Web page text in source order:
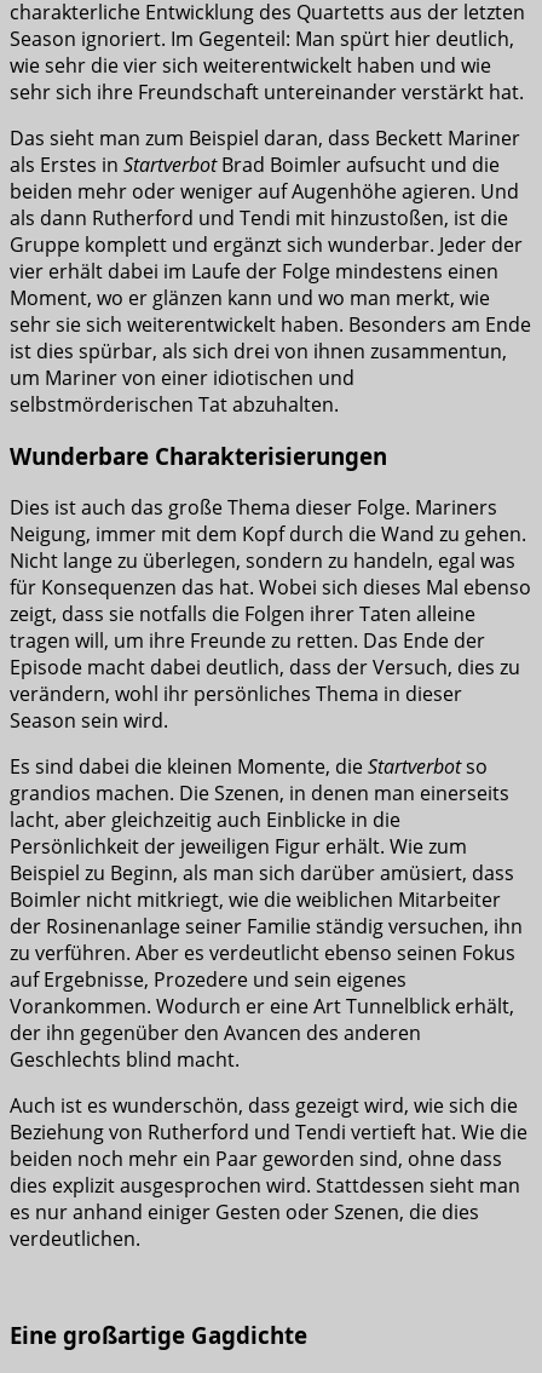
charakterliche Entwicklung des Quartetts aus der letzten
Season ignoriert. Im Gegenteil: Man spürt hier deutlich,
wie sehr die vier sich weiterentwickelt haben und wie
sehr sich ihre Freundschaft untereinander verstärkt hat.
Das sieht man zum Beispiel daran, dass Beckett Mariner
als Erstes in StartverbotBrad Boimler aufsucht und die
beiden mehr oder weniger auf Augenhöhe agieren. Und
als dann Rutherford und Tendi mit hinzustoßen, ist die
Gruppe komplett und ergänzt sich wunderbar. Jeder der
vier erhält dabei im Laufe der Folge mindestens einen
Moment, wo er glänzen kann und wo man merkt, wie
sehr sie sich weiterentwickelt haben. Besonders am Ende
ist dies spürbar, als sich drei von ihnen zusammentun,
um Mariner von einer idiotischen und
selbstmörderischen Tat abzuhalten.
Wunderbare Charakterisierungen
Dies ist auch das große Thema dieser Folge. Mariners
Neigung, immer mit dem Kopf durch die Wand zu gehen.
Nicht lange zu überlegen, sondern zu handeln, egal was
für Konsequenzen das hat. Wobei sich dieses Mal ebenso
zeigt, dass sie notfalls die Folgen ihrer Taten alleine
tragen will, um ihre Freunde zu retten. Das Ende der
Episode macht dabei deutlich, dass der Versuch, dies zu
verändern, wohl ihr persönliches Thema in dieser
Season sein wird.
Es sind dabei die kleinen Momente, dieStartverbotso
grandios machen. Die Szenen, in denen man einerseits
lacht, aber gleichzeitig auch Einblicke in die
Persönlichkeit der jeweiligen Figur erhält. Wie zum
Beispiel zu Beginn, als man sich darüber amüsiert, dass
Boimler nicht mitkriegt, wie die weiblichen Mitarbeiter
der Rosinenanlage seiner Familie ständig versuchen, ihn
zu verführen. Aber es verdeutlicht ebenso seinen Fokus
auf Ergebnisse, Prozedere und sein eigenes
Vorankommen. Wodurch er eine Art Tunnelblick erhält,
der ihn gegenüber den Avancen des anderen
Geschlechts blind macht.
Auch ist es wunderschön, dass gezeigt wird, wie sich die
Beziehung von Rutherford und Tendi vertieft hat. Wie die
beiden noch mehr ein Paar geworden sind, ohne dass
dies explizit ausgesprochen wird. Stattdessen sieht man
es nur anhand einiger Gesten oder Szenen, die dies
verdeutlichen.
Eine großartige Gagdichte